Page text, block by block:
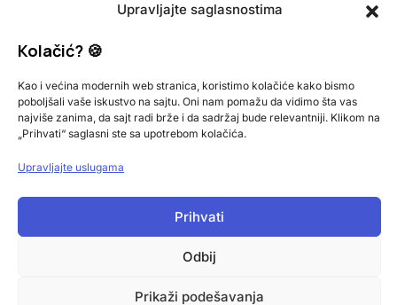
Upravljajte saglasnostima
Kolačić? 🍪
Kao i većina modernih web stranica, koristimo kolačiće kako bismo
poboljšali vaše iskustvo na sajtu. Oni nam pomažu da vidimo šta vas
najviše zanima, da sajt radi brže i da sadržaj bude relevantniji. Klikom na
„Prihvati“ saglasni ste sa upotrebom kolačića.
Upravljajte uslugama
Prihvati
Odbij
Prikaži podešavanja
(+387)065 609 937
Email: marketing@prnjavorinfo.com
Telefon: (+387)065 955 355
POŠALJI VIJEST
Imate vijest za nas? Javite nam se na
redakcija@prnjavorinfo.com